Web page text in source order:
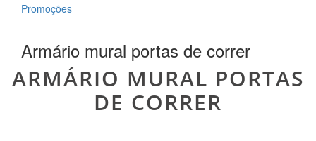
Promoções
Armário mural portas de correr
ARMÁRIO MURAL PORTAS
DE CORRER